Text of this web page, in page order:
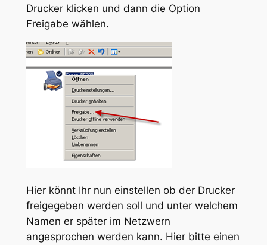
Drucker klicken und dann die Option
Freigabe wählen.
Hier könnt Ihr nun einstellen ob der Drucker
freigegeben werden soll und unter welchem
Namen er später im Netzwern
angesprochen werden kann. Hier bitte einen